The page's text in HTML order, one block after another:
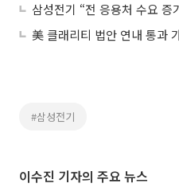
삼성전기 “전 응용처 수요 증
#삼성전기
이수진 기자의 주요 뉴스